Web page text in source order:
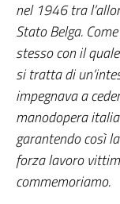
nel 1946 tra
Stato Belga.
stesso con il
si tratta di
impegnava a
manodopera
garantendo così
forza lavoro
commemoriamo.